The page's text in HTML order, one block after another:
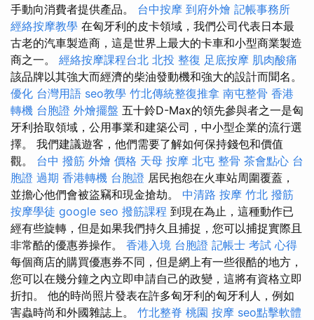
手動向消費者提供產品。 台中按摩 到府外燴 記帳事務所
經絡按摩教學 在匈牙利的皮卡領域，我們公司代表日本最
古老的汽車製造商，這是世界上最大的卡車和小型商業製造
商之一。 經絡按摩課程台北 北投 整復 足底按摩 肌肉酸痛
該品牌以其強大而經濟的柴油發動機和強大的設計而聞名。
優化 台灣用語 seo教學 竹北傳統整復推拿 南屯整骨 香港
轉機 台胞證 外燴擺盤 五十鈴D-Max的領先參與者之一是匈
牙利拾取領域，公用事業和建築公司，中小型企業的流行選
擇。 我們建議遊客，他們需要了解如何保持錢包和價值
觀。 台中 撥筋 外燴 價格 天母 按摩 北屯 整骨 茶會點心 台
胞證 過期 香港轉機 台胞證 居民抱怨在火車站周圍覆蓋，
並擔心他們會被盜竊和現金搶劫。 中清路 按摩 竹北 撥筋
按摩學徒 google seo 撥筋課程 到現在為止，這種動作已
經有些旋轉，但是如果我們持久且捕捉，您可以捕捉實際且
非常酷的優惠券操作。 香港入境 台胞證 記帳士 考試 心得
每個商店的購買優惠券不同，但是網上有一些很酷的地方，
您可以在幾分鐘之內立即申請自己的政變，這將有資格立即
折扣。 他的時尚照片發表在許多匈牙利的匈牙利人，例如
害蟲時尚和外國雜誌上。 竹北整脊 桃園 按摩 seo點擊軟體